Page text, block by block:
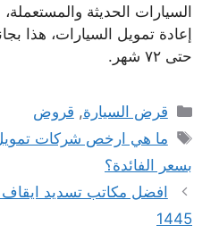
السيارات الحديثة والمستعملة،
إعادة تمويل السيارات، هذا
حتى ٧٢ شهر.
التصنيفات
قرض السيارة, قروض
الوسوم
ما هي ارخص شركات
بسعر الفائدة؟
افضل مكاتب تسديد ايقاف
1445